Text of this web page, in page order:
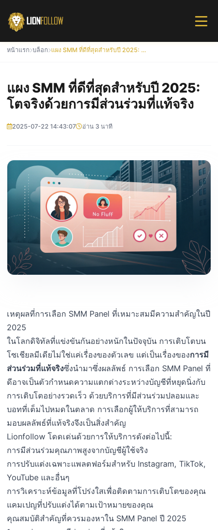
หน้าแรก บล็อก แผง SMM ที่ดีที่สุดสำหรับปี 2025: โตจริงด้วยการมีส่วนร่วมที่แท้จริง
แผง SMM ที่ดีที่สุดสำหรับปี 2025:
โตจริงด้วยการมีส่วนร่วมที่แท้จริง
2025-07-22 14:43:07 อ่าน 3 นาที
เหตุผลที่การเลือก SMM Panel ที่เหมาะสมมีความสำคัญในปี
2025
ในโลกดิจิทัลที่แข่งขันกันอย่างหนักในปัจจุบัน การเติบโตบน
โซเชียลมีเดียไม่ใช่แค่เรื่องของตัวเลข แต่เป็นเรื่องของการมี
ส่วนร่วมที่แท้จริงซึ่งนำมาซึ่งผลลัพธ์ การเลือก SMM Panel ที่
ดีอาจเป็นตัวกำหนดความแตกต่างระหว่างบัญชีที่หยุดนิ่งกับ
การเติบโตอย่างรวดเร็ว ด้วยบริการที่มีส่วนร่วมปลอมและ
บอทที่เต็มไปหมดในตลาด การเลือกผู้ให้บริการที่สามารถ
มอบผลลัพธ์ที่แท้จริงจึงเป็นสิ่งสำคัญ
Lionfollow โดดเด่นด้วยการให้บริการดังต่อไปนี้:
การมีส่วนร่วมคุณภาพสูงจากบัญชีผู้ใช้จริง
การปรับแต่งเฉพาะแพลตฟอร์มสำหรับ Instagram, TikTok,
YouTube และอื่นๆ
การวิเคราะห์ข้อมูลที่โปร่งใสเพื่อติดตามการเติบโตของคุณ
แคมเปญที่ปรับแต่งได้ตามเป้าหมายของคุณ
คุณสมบัติสำคัญที่ควรมองหาใน SMM Panel ปี 2025